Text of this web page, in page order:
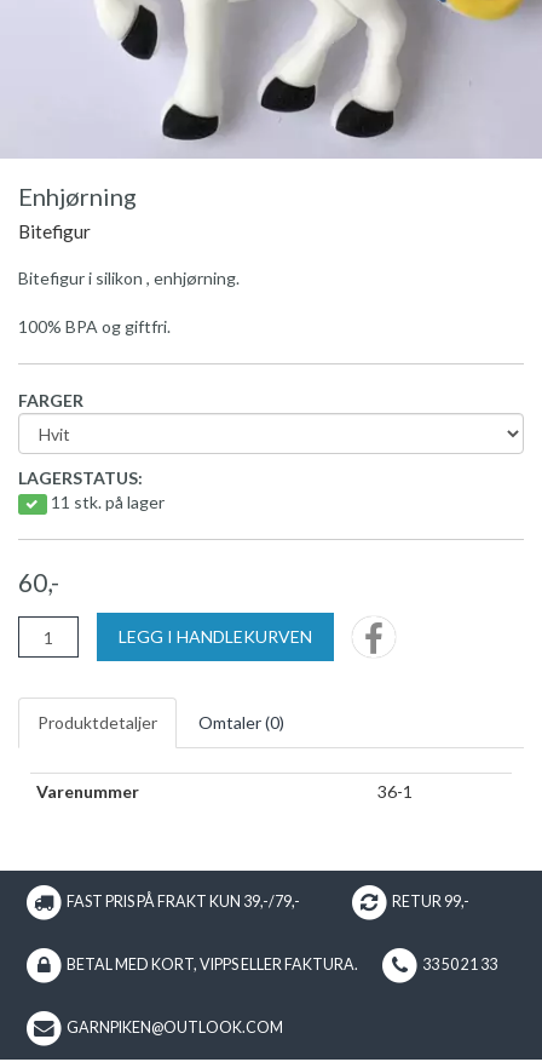
Enhjørning
Bitefigur
Bitefigur i silikon , enhjørning.
100% BPA og giftfri.
FARGER
LAGERSTATUS:
11 stk. på lager
60,-
LEGG I HANDLEKURVEN
Produktdetaljer Omtaler (0)
Varenummer 36-1
FAST PRIS PÅ FRAKT KUN 39,-/79,- RETUR 99,-
BETAL MED KORT, VIPPS ELLER FAKTURA. 33 50 21 33
GARNPIKEN@OUTLOOK.COM